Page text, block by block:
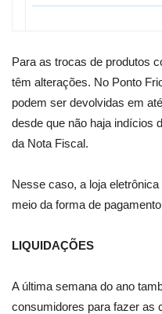
Para as trocas de produtos
têm alterações. No Ponto
podem ser devolvidas em
desde que não haja indícios
da Nota Fiscal.
Nesse caso, a loja
meio da forma de
LIQUIDAÇÕES
A última semana do ano
consumidores para fazer as